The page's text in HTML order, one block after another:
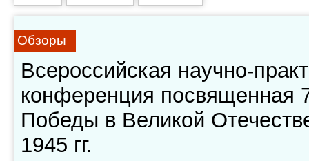
Обзоры
Всероссийская научно-
конференция посвященная
Победы в Великой
1945 гг.